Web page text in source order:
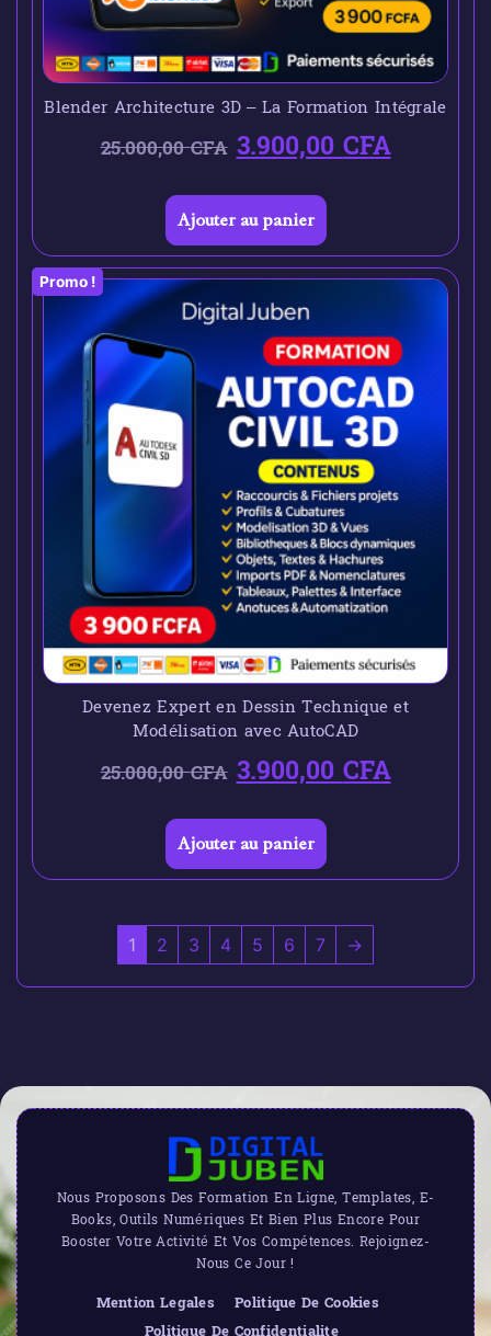
Blender Architecture 3D – La Formation Intégrale
25.000,00CFA 3.900,00CFA
Ajouter au panier
Promo !
Devenez Expert en Dessin Technique et
Modélisation avec AutoCAD
25.000,00CFA 3.900,00CFA
Ajouter au panier
1 2 3 4 5 6 7 →
Nous Proposons Des Formation En Ligne, Templates, E-
Books, Outils Numériques Et Bien Plus Encore Pour
Booster Votre Activité Et Vos Compétences. Rejoignez-
Nous Ce Jour !
Mention Legales
Politique De Cookies